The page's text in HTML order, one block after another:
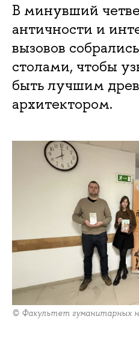
В минувший
античности и
вызовов
столами, чтобы
быть лучшим
архитектором.
© Факультет гуманитарных